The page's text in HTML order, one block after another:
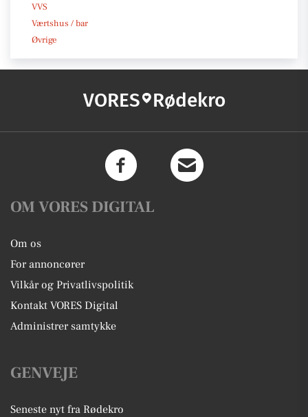
VVS
Værtshus / bar
Øvrige
VORES Rødekro
OM VORES DIGITAL
Om os
For annoncører
Vilkår og Privatlivspolitik
Kontakt VORES Digital
Administrer samtykke
GENVEJE
Seneste nyt fra Rødekro